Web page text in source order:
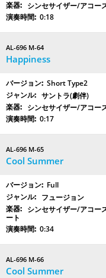
シンセサイザー/アコー
0:18
AL-696 M-64
Happiness
Short Type2
サントラ(劇伴)
シンセサイザー/アコー
0:17
AL-696 M-65
Cool Summer
Full
フュージョン
シンセサイザー/アコー
ート
0:34
AL-696 M-66
Cool Summer